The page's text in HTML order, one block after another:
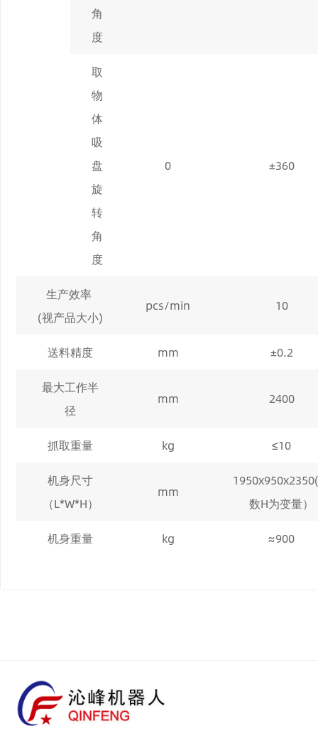
角
度
取
物
体
吸
盘
旋
转
角
度
0 ±360
生产效率
(视产品大小)
pcs/min 10
送料精度 mm
±0.2
最大工作半
径
mm 2400
抓取重量 kg
≤10
机身尺寸
（L*W*H）
mm
1950x950x235
数H为变量）
机身重量
kg ≈900